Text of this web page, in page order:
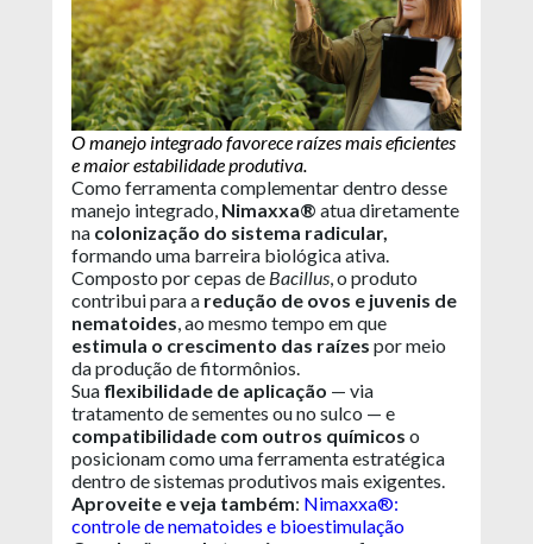
O manejo integrado favorece raízes mais eficientes
e maior estabilidade produtiva.
Como ferramenta complementar dentro desse
manejo integrado, Nimaxxa® atua diretamente
na colonização do sistema radicular,
formando uma barreira biológica ativa.
Composto por cepas de Bacillus, o produto
contribui para a redução de ovos e juvenis de
nematoides, ao mesmo tempo em que
estimula o crescimento das raízes por meio
da produção de fitormônios.
Sua flexibilidade de aplicação — via
tratamento de sementes ou no sulco — e
compatibilidade com outros químicos o
posicionam como uma ferramenta estratégica
dentro de sistemas produtivos mais exigentes.
Aproveite e veja também: Nimaxxa®:
controle de nematoides e bioestimulação